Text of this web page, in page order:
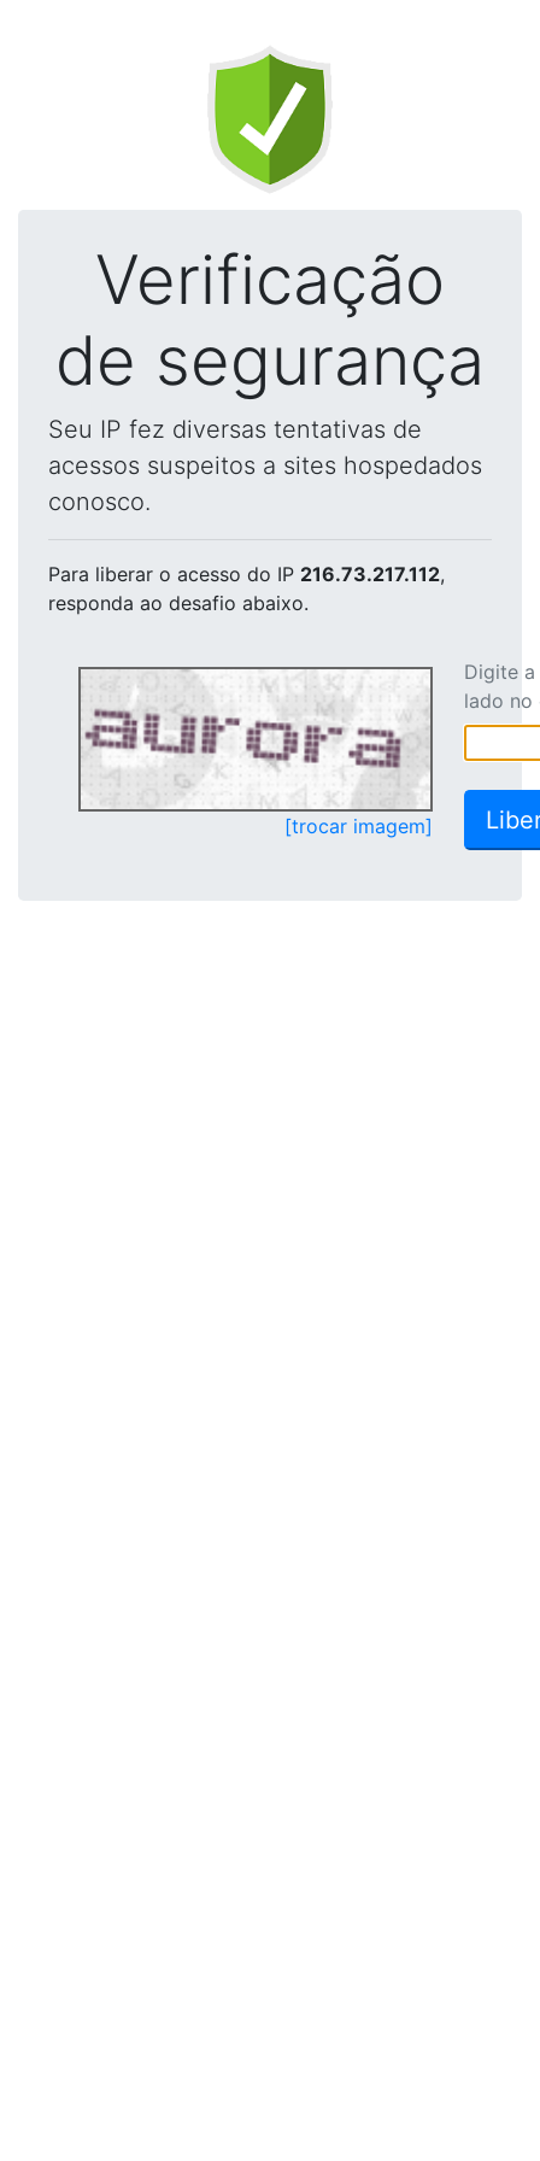
Verificação
de segurança
Seu IP fez diversas tentativas de
acessos suspeitos a sites hospedados
conosco.
Para liberar o acesso do IP 216.73.217.112,
responda ao desafio abaixo.
[trocar imagem]
Digite
lado no